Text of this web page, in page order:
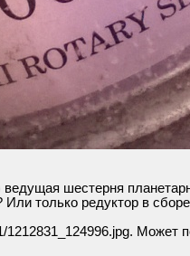
шестерня
только редуктор в
1212831_124996.jpg. Может